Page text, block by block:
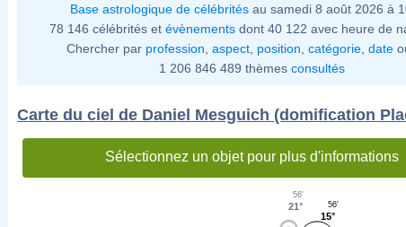
Base astrologique de célébritésau samedi 8 août 2026 à
78 146 célébrités et évènements dont 40 122 avec heure de
Chercher par profession aspect position catégorie date
1 206 846 489 thèmes consultés
Carte du ciel de Daniel Mesguich (domification
Sélectionnez un objet pour plus d'informations
15°
56'
21°
56'